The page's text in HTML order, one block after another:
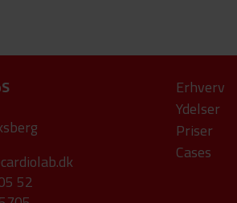
52
Erhverv
Ydelser
Priser
Cases